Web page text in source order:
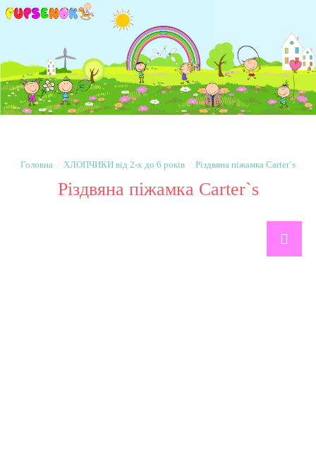
ХЛОПЧИКИ від 2-х до 6 років Різдвяна піжамка Carter`s
Різдвяна піжамка Carter`s